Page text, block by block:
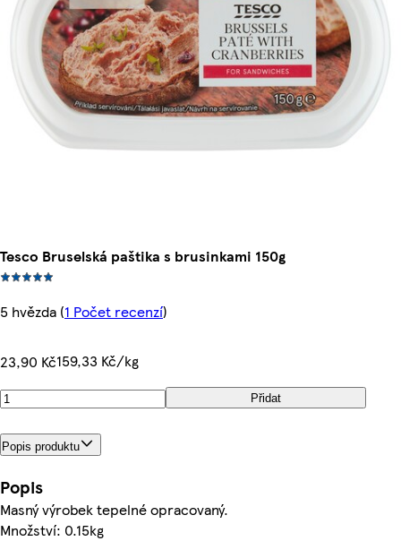
Tesco Bruselská paštika s brusinkami 150g
5 hvězda (1 Počet recenzí)
23,90 Kč159,33 Kč/kg
Přidat
Popis produktu
Popis
Masný výrobek tepelné opracovaný.
Množství: 0.15kg